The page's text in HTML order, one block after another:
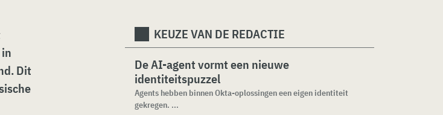
Dit
KEUZE VAN DE REDACTIE
De AI-agent vormt een nieuwe
identiteitspuzzel
Agents hebben binnen Okta-oplossingen een eigen identiteit
gekregen. ...